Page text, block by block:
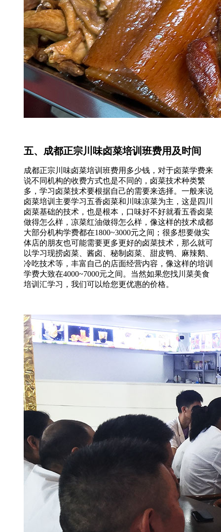
五、成都正宗川味卤菜培训班费用及时间
成都正宗川味卤菜培训班费用多少钱，对于卤菜学费来
说不同机构的收费方式也是不同的，卤菜技术种类繁
多，学习卤菜技术要根据自己的需要来选择。一般来说
卤菜培训主要学习五香卤菜和川味凉菜为主，这是四川
卤菜基础的技术，也是根本，口味好不好就看五香卤菜
做得怎么样，凉菜红油做得怎么样，像这样的技术成都
大部分机构学费都在1800~3000元之间；很多想要做实
体店的朋友也可能需要更多更好的卤菜技术，那么就可
以学习现捞卤菜、酱卤、秘制卤菜、甜皮鸭、麻辣鹅、
冷吃技术等，丰富自己的店面经营内容，像这样的培训
学费大致在4000~7000元之间。当然如果您找川菜美食
培训汇学习，我们可以给您更优惠的价格。